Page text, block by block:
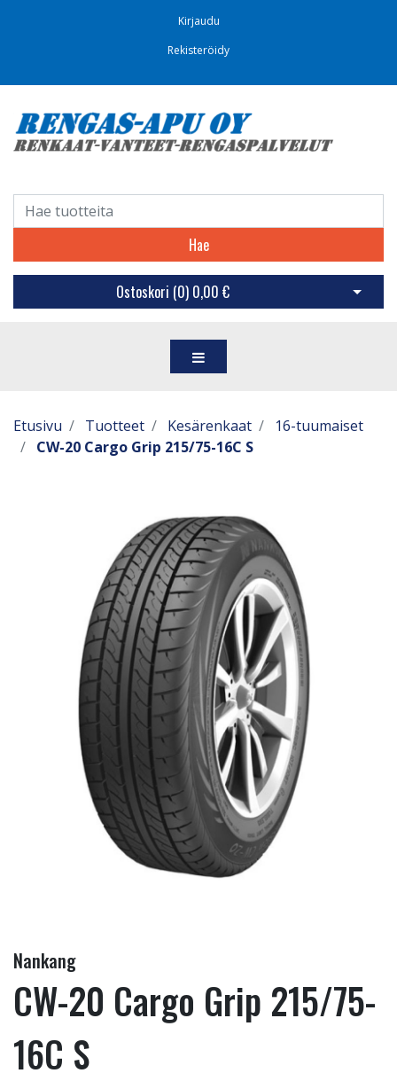
Kirjaudu
Rekisteröidy
Hae
Ostoskori (0) 0,00 € Avaa
Etusivu Tuotteet Kesärenkaat
16-tuumaiset
CW-20 Cargo Grip 215/75-16C S
Nankang
CW-20 Cargo Grip 215/75-
16C S